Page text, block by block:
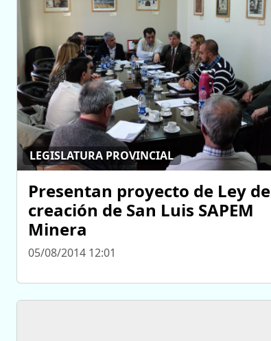
LEGISLATURA PROVINCIAL
Presentan proyecto de Ley de
creación de San Luis SAPEM
Minera
05/08/2014 12:01